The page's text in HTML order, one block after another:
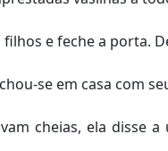
e feche a porta.
se em casa com
cheias, ela disse